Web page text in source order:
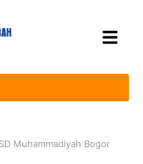
Muhammadiyah Bogor